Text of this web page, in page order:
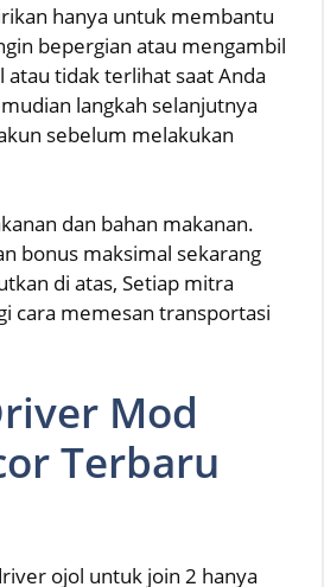
hanya untuk membantu
bepergian atau mengambil
atau tidak terlihat saat Anda
langkah selanjutnya
sebelum melakukan
dan bahan makanan.
bonus maksimal sekarang
di atas, Setiap mitra
cara memesan transportasi
Mod
Terbaru
ojol untuk join 2 hanya